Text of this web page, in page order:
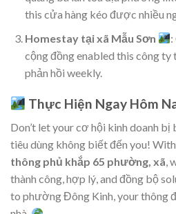
this cửa hàng kéo được nhiều
Homestay tại xã Mẫu Sơn
:
cộng đồng enabled this công
phản hồi weekly.
Thực Hiện Ngay Hôm
Don’t let your cơ hội kinh doanh
tiêu dùng không biết đến you!
thông phủ khắp 65 phường, xã,
thành công, hợp lý, and đồng bộ
to phường Đông Kinh, your thông